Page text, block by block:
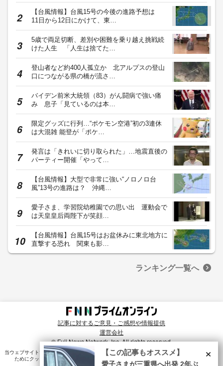
【台風情報】台風15号の今後の進路予想は
11日から12日にかけて、東…
5歳で両足切断、差別や困難を乗り越え挑戦続
けた人生 「人生は捨てた…
登山者など約400人孤立か 北アルプスの登山
口につながる県の橋が流さ…
バイデン前米大統領（83）がん闘病で強い痛
み 息子「見ているのは本…
限定グッズに行列…“ポケモン空港”初の3連休
は大混雑 能登が「ポケ…
発言は「きれいに切り取られた」…地震直後の
パーティー開催「やって…
【台風情報】大型で非常に強い“ノロノロ台
風”13号の進路は？ 沖縄…
愛子さま、学習院幼稚園での思い出 運動会で
は天皇皇后両陛下が笑顔…
【台風情報】台風15号はお盆休みに東北地方に
直撃する恐れ 関東も影…
ランキング一覧へ
記事に対するご意見・ご感想や情報提供
運営会社
© Fuji News Network, Inc. All rights reserved.
当ウェブサイトでは、ユーザのニーズ・興味・関⼼に合致したコンテンツや広告配信を提供する
ためにクッキーを使⽤しています。詳細は、
プライバシーポリシー をご確認ください。×
【この記事もオススメ】
愛子さまが三重県へ出発 2年ぶ